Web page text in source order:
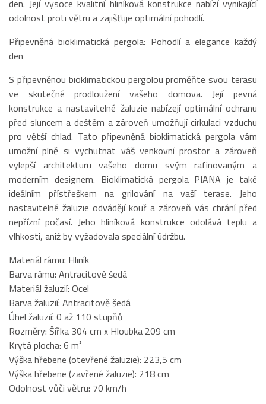
den. Její vysoce kvalitní hliníková konstrukce nabízí vynikající
odolnost proti větru a zajišťuje optimální pohodlí.
Připevněná bioklimatická pergola: Pohodlí a elegance každý
den
S připevněnou bioklimatickou pergolou proměňte svou terasu
ve skutečné prodloužení vašeho domova. Její pevná
konstrukce a nastavitelné žaluzie nabízejí optimální ochranu
před sluncem a deštěm a zároveň umožňují cirkulaci vzduchu
pro větší chlad. Tato připevněná bioklimatická pergola vám
umožní plně si vychutnat váš venkovní prostor a zároveň
vylepší architekturu vašeho domu svým rafinovaným a
moderním designem. Bioklimatická pergola PIANA je také
ideálním přístřeškem na grilování na vaší terase. Jeho
nastavitelné žaluzie odvádějí kouř a zároveň vás chrání před
nepřízní počasí. Jeho hliníková konstrukce odolává teplu a
vlhkosti, aniž by vyžadovala speciální údržbu.
Materiál rámu: Hliník
Barva rámu: Antracitově šedá
Materiál žaluzií: Ocel
Barva žaluzií: Antracitově šedá
Úhel žaluzií: 0 až 110 stupňů
Rozměry: Šířka 304 cm x Hloubka 209 cm
Krytá plocha: 6 m²
Výška hřebene (otevřené žaluzie): 223,5 cm
Výška hřebene (zavřené žaluzie): 218 cm
Odolnost vůči větru: 70 km/h